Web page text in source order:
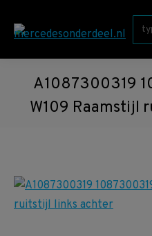
A1087300319
W109 Raamstijl